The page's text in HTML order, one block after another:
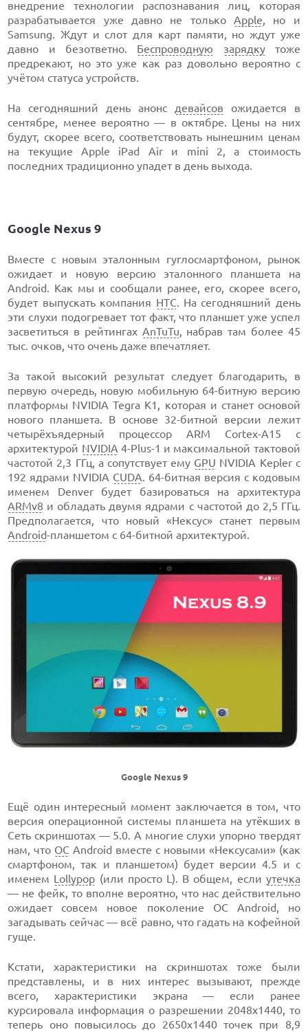
внедрение технологии распознавания лиц, которая
разрабатывается уже давно не только Apple , но и
Samsung. Ждут и слот для карт памяти, но ждут уже
давно и безответно. Беспроводную зарядкутоже
предрекают, но это уже как раз довольно вероятно с
учётом статуса устройств.
На сегодняшний день анонс девайсов ожидается в
сентябре, менее вероятно — в октябре. Цены на них
будут, скорее всего, соответствовать нынешним ценам
на текущие Apple iPad Air и mini 2, а стоимость
последних традиционно упадет в день выхода.
Google Nexus 9
Вместе с новым эталонным гуглосмартфоном, рынок
ожидает и новую версию эталонного планшета на
Android. Как мы и сообщали ранее, его, скорее всего,
будет выпускать компания HTC . На сегодняшний день
эти слухи подогревает тот факт, что планшет уже успел
засветиться в рейтингах AnTuTu , набрав там более 45
тыс. очков, что очень даже впечатляет.
За такой высокий результат следует благодарить, в
первую очередь, новую мобильную 64-битную версию
платформы NVIDIA Tegra K1, которая и станет основой
нового планшета. В основе 32-битной версии лежит
четырёхъядерный процессор ARM Cortex-A15 с
архитектурой NVIDIA 4-Plus-1 и максимальной тактовой
частотой 2,3 ГГц, а сопутствует ему GPU NVIDIA Kepler с
192 ядрами NVIDIA CUDA . 64-битная версия с кодовым
именем Denver будет базироваться на архитектура
ARMv8 и обладать двумя ядрами с частотой до 2,5 ГГц.
Предполагается, что новый «Нексус» станет первым
Android-планшетом с 64-битной архитектурой.
Google Nexus 9
Ещё один интересный момент заключается в том, что
версия операционной системы планшета на утёкших в
Сеть скриншотах — 5.0. А многие слухи упорно твердят
нам, что ОС Android вместе с новыми «Нексусами» (как
смартфоном, так и планшетом) будет версии 4.5 и с
именем Lollypop (или просто L). В общем, если утечка
— не фейк, то вполне вероятно, что нас действительно
ожидает совсем новое поколение ОС Android, но
загадывать сейчас — всё равно, что гадать на кофейной
гуще.
Кстати, характеристики на скриншотах тоже были
представлены, и в них интерес вызывают, прежде
всего, характеристики экрана — если ранее
курсировала информация о разрешении 2048х1440, то
теперь оно повысилось до 2650х1440 точек при 8,9